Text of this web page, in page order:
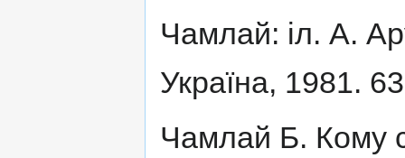
Чамлай: іл. А.
Україна, 1981.
Чамлай Б. Кому